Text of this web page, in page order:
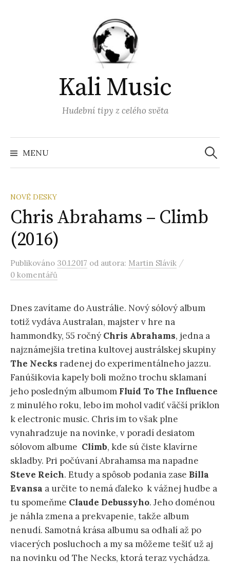
Kali Music
Hudební tipy z celého světa
MENU
NOVÉ DESKY
Chris Abrahams – Climb
(2016)
Publikováno 30.1.2017 od autora: Martin Slávik /
0 komentářů
Dnes zavítame do Austrálie. Nový sólový album
totiž vydáva Australan, majster v hre na
hammondky, 55 ročný Chris Abrahams, jedna a
najznámejšia tretina kultovej austrálskej skupiny
The Necks radenej do experimentálneho jazzu.
Fanúšikovia kapely boli možno trochu sklamaní
jeho posledným albumom Fluid To The Influence
z minulého roku, lebo im mohol vadiť väčší príklon
k electronic music. Chris im to však plne
vynahradzuje na novinke, v poradí desiatom
sólovom albume Climb, kde sú čiste klavírne
skladby. Pri počúvaní Abrahamsa ma napadne
Steve Reich. Etudy a spôsob podania zase Billa
Evansa a určite to nemá ďaleko k vážnej hudbe a
tu spomeňme Claude Debussyho. Jeho doménou
je náhla zmena a prekvapenie, takže album
nenudí. Samotná krása albumu sa odhalí až po
viacerých posluchoch a my sa môžeme tešiť už aj
na novinku od The Necks, ktorá teraz vychádza.